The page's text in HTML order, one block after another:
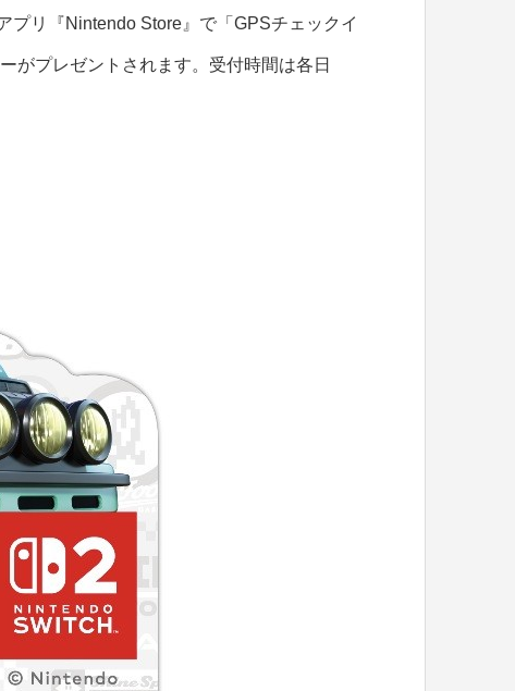
プリ『Nintendo Store』で「GPSチェックイ
がプレゼントされます。受付時間は各日